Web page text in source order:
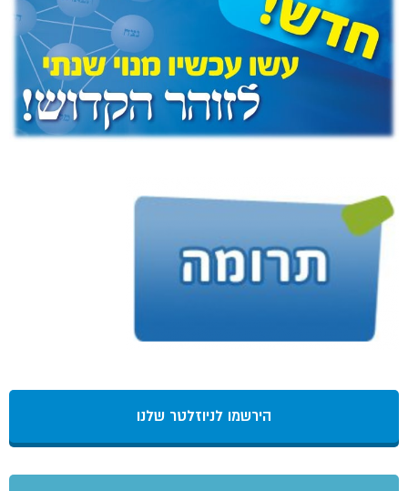
הירשמו לניוזלטר שלנו